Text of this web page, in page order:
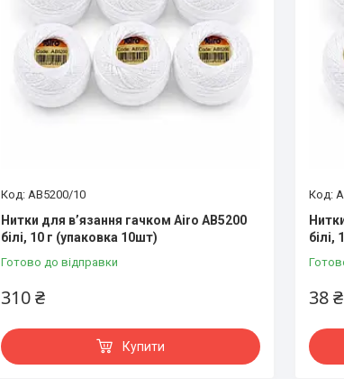
AB5200/10
Нитки для в’язання гачком Airo AB5200
білі, 10 г (упаковка 10шт)
Готово до відправки
310 ₴
Купити
38 ₴